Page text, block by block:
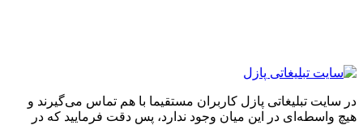
در سایت تبلیغاتی پازل کاربران مستقیما با هم تماس می‌گیرند و
هیچ واسطه‌ای در این میان وجود ندارد، پس دقت فرمایید که در